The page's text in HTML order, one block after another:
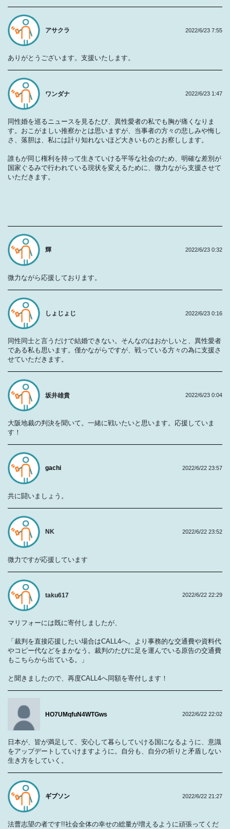
アサクラ
ありがとうございます。支援いたします。
2022/6/23 7:55
ワンダナ
同性婚を巡るニュースを見るたび、異性愛者の私でも胸が痛くなりま
す。おこがましい推察かとは思いますが、当事者の方々の悲しみや悔し
さ、落胆は、私には計り知れないほど大きいものとお察しします。
誰もが同じ権利を持って生きていける平等な社会のため、明確な差別が
国家ぐるみで行われている現状を変えるために、微力ながら支援させて
いただきます。
2022/6/23 1:47
輝
微力ながら応援しております。
2022/6/23 0:32
しょじょじ
同性同士と言うだけで結婚できない。そんなのはおかしいと、異性愛者
である私も思います。僅かながらですが、戦っている方々の為に支援さ
せていただきます。
2022/6/23 0:16
坂井雄貴
大阪地裁の判決を聞いて。一緒に戦いたいと思います。応援していま
す！
2022/6/23 0:04
gachi
共に闘いましょう。
2022/6/22 23:57
NK
微力ですが応援しています
2022/6/22 23:52
taku617
マリフォーには既に寄付しましたが、
「裁判を直接応援したい場合はCALL4へ。より事務的な交通費や資料代
やコピー代などをまかなう。裁判のたびに足を運んでいる原告の交通費
もこちらから出ている。」
と聞きましたので、再度CALL4へ同額を寄付します！
2022/6/22 22:29
HO7UMqfuN4WTGws
日本が、皆が満足して、安心して暮らしていける国になるように、意識
をアップデートしていけますように。自分も、自分の祈りと矛盾しない
生き方をしていく。
2022/6/22 22:02
ギブソン
法曹志望の者です!!社会全体の幸せの総量が増えるように頑張ってくだ
2022/6/22 21:27